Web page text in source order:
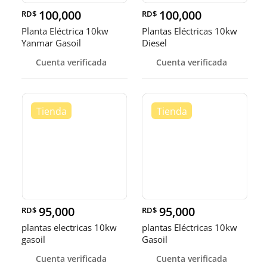
RD$ 100,000
Planta Eléctrica 10kw
Yanmar Gasoil
Cuenta verificada
RD$ 100,000
Plantas Eléctricas 10kw
Diesel
Cuenta verificada
RD$ 95,000
plantas electricas 10kw
gasoil
Cuenta verificada
RD$ 95,000
plantas Eléctricas 10kw
Gasoil
Cuenta verificada